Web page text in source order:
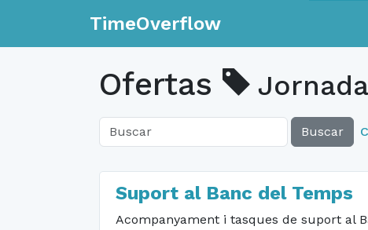
TimeOverflow
Ofertas
Buscar
Suport al Banc del Temps
Acompanyament i tasques de suport al